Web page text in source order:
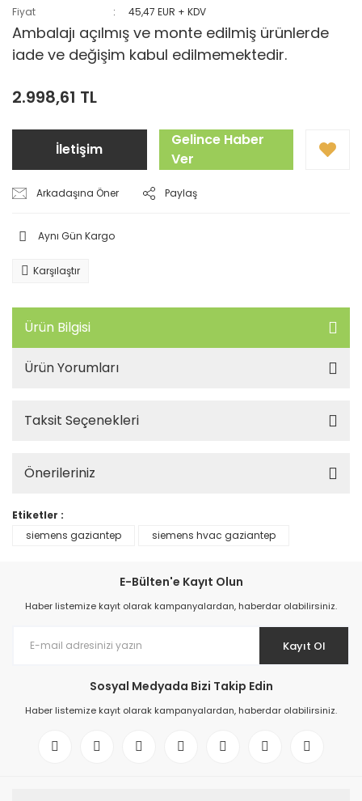
Fiyat
45,47 EUR + KDV
Ambalajı açılmış ve monte edilmiş ürünlerde
iade ve değişim kabul edilmemektedir.
2.998,61 TL
İletişim
Gelince Haber
Ver
Arkadaşına Öner Paylaş
Aynı Gün Kargo
Karşılaştır
Ürün Bilgisi
Ürün Yorumları
Taksit Seçenekleri
Önerileriniz
Etiketler :
siemens gaziantep
siemens hvac gaziantep
E-Bülten'e Kayıt Olun
Haber listemize kayıt olarak kampanyalardan, haberdar olabilirsiniz.
Kayıt Ol
Sosyal Medyada Bizi Takip Edin
Haber listemize kayıt olarak kampanyalardan, haberdar olabilirsiniz.